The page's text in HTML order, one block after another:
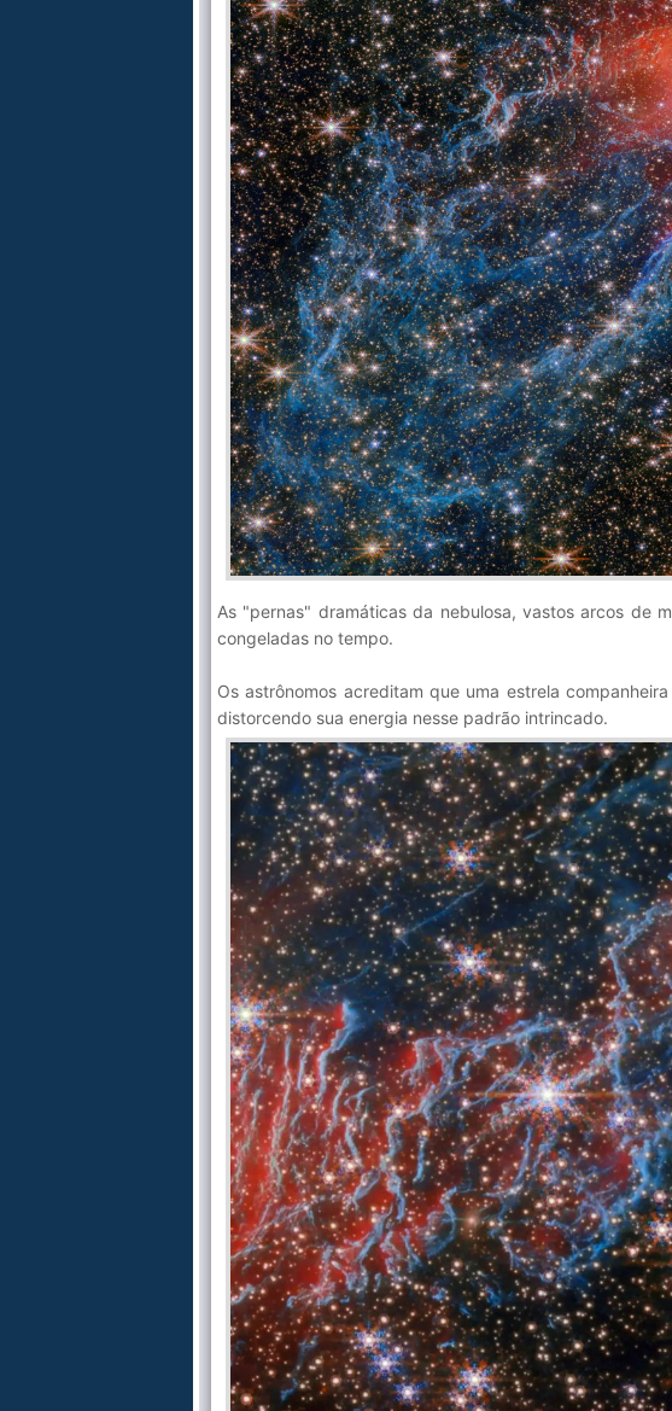
As "pernas" dramáticas da nebulosa, vastos arcos de
congeladas no tempo.
Os astrônomos acreditam que uma estrela
distorcendo sua energia nesse padrão intrincado.